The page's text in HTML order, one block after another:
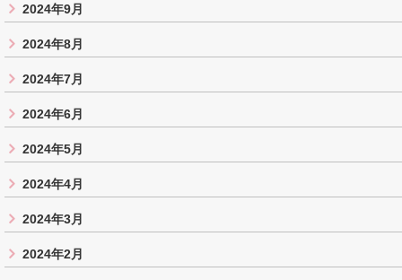
2024年9月
2024年8月
2024年7月
2024年6月
2024年5月
2024年4月
2024年3月
2024年2月